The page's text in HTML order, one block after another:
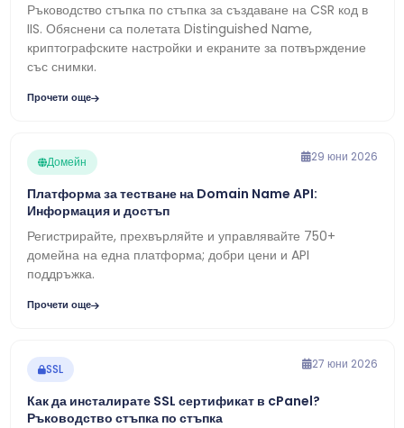
Ръководство стъпка по стъпка за създаване на CSR код в
IIS. Обяснени са полетата Distinguished Name,
криптографските настройки и екраните за потвърждение
със снимки.
Прочети още
Домейн 29 юни 2026
Платформа за тестване на Domain Name API:
Информация и достъп
Регистрирайте, прехвърляйте и управлявайте 750+
домейна на една платформа; добри цени и API
поддръжка.
Прочети още
SSL 27 юни 2026
Как да инсталирате SSL сертификат в cPanel?
Ръководство стъпка по стъпка